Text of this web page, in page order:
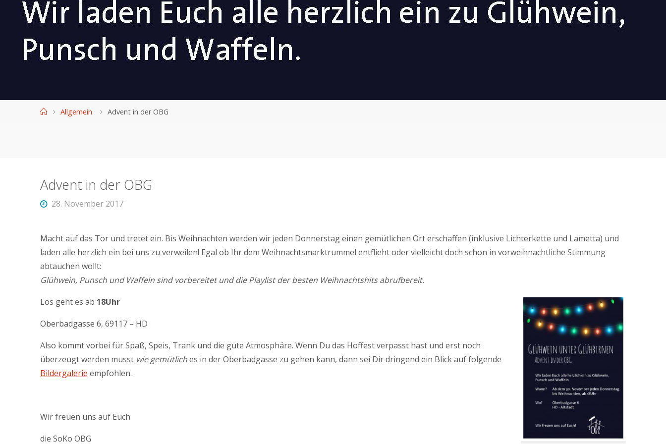
HomeAllgemein Advent in der OBG
Advent in der OBG
28. November 2017
Macht auf das Tor und tretet ein. Bis Weihnachten werden wir jeden Donnerstag einen gemütlichen Ort erschaffen (inklusive Lichterkette und Lametta) und
laden alle herzlich ein bei uns zu verweilen! Egal ob Ihr dem Weihnachtsmarktrummel entflieht oder vielleicht doch schon in vorweihnachtliche Stimmung
abtauchen wollt:
Glühwein, Punsch und Waffeln sind vorbereitet und die Playlist der besten Weihnachtshits abrufbereit.
Los geht es ab 18Uhr
Oberbadgasse 6, 69117 – HD
Also kommt vorbei für Spaß, Speis, Trank und die gute Atmosphäre. Wenn Du das Hoffest verpasst hast und erst noch
überzeugt werden musst wie gemütliches in der Oberbadgasse zu gehen kann, dann sei Dir dringend ein Blick auf folgende
Bildergalerie empfohlen.
Wir freuen uns auf Euch
die SoKo OBG